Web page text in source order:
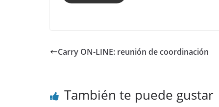
Carry ON-LINE: reunión de coordinación
También te puede gustar